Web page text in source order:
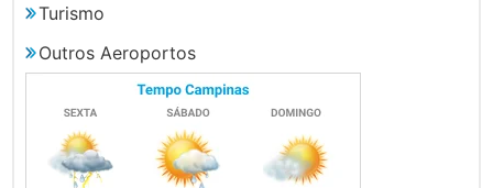
Turismo
Outros Aeroportos